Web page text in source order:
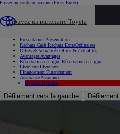
Passer au contenu suivant (Press Enter)
Trouvez un partenaire Toyota
Présentation Présentation
Rachats Cash Rachats ExtraOrdinaires
Offres & Actualités Offres & Actualités
Avantages Avantages
Réservation en ligne Réservation en ligne
Livraison Livraison
Financement Financement
Assurance Assurance
Hybride Hybride
Défilement vers la gauche